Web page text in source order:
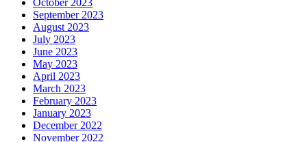
September 2023
August 2023
July 2023
June 2023
May 2023
April 2023
March 2023
February 2023
January 2023
December 2022
November 2022